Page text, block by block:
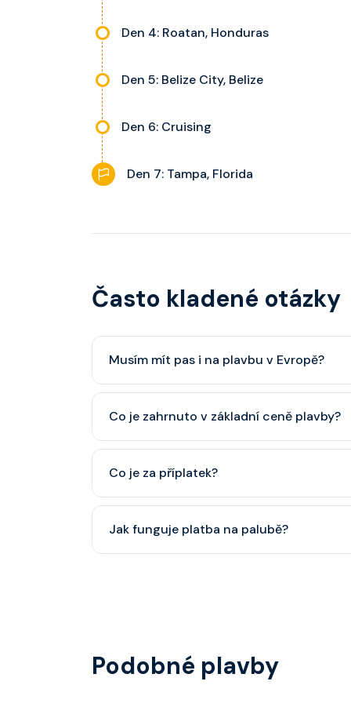
Den 4: Roatan, Honduras
Den 5: Belize City, Belize
Den 6: Cruising
Den 7: Tampa, Florida
Často kladené otázky
Musím mít pas i na plavbu v Evropě?
minimálně 6 měsíců po skončení plavby.
Co je zahrnuto v základní ceně plavby?
nápoje (voda, čaj, káva, limonády apod.).
Co je za příplatek?
některé aktivity.
Jak funguje platba na palubě?
Podobné plavby